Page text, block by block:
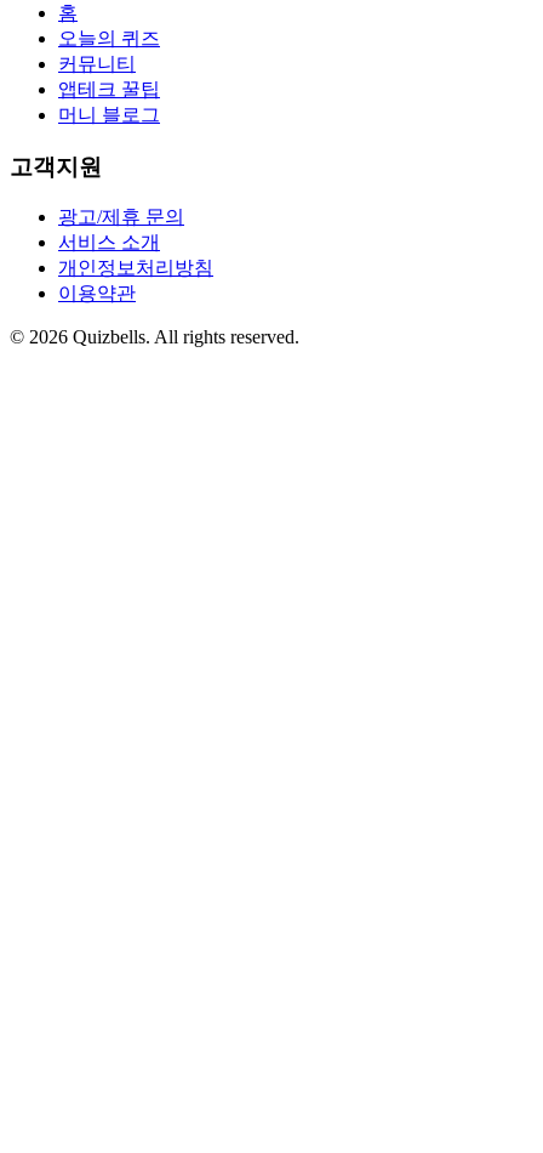
홈
오늘의 퀴즈
커뮤니티
앱테크 꿀팁
머니 블로그
고객지원
광고/제휴 문의
서비스 소개
개인정보처리방침
이용약관
© 2026 Quizbells. All rights reserved.